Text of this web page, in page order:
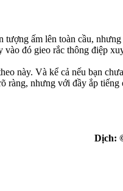
ấm lên toàn cầu,
vào đó gieo rắc thông điệp
này. Và kể cả nếu bạn
nhưng với đầy ắp
Dịch: